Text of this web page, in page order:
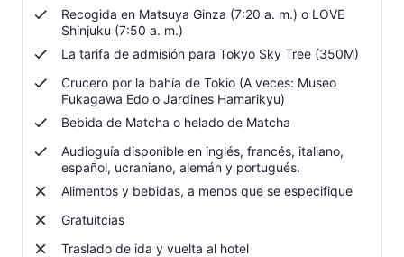
Recogida en Matsuya Ginza (7:20 a. m.) o LOVE
Shinjuku (7:50 a. m.)
La tarifa de admisión para Tokyo Sky Tree (350M)
Crucero por la bahía de Tokio (A veces: Museo
Fukagawa Edo o Jardines Hamarikyu)
Bebida de Matcha o helado de Matcha
Audioguía disponible en inglés, francés, italiano,
español, ucraniano, alemán y portugués.
Alimentos y bebidas, a menos que se especifique
Gratuitcias
Traslado de ida y vuelta al hotel